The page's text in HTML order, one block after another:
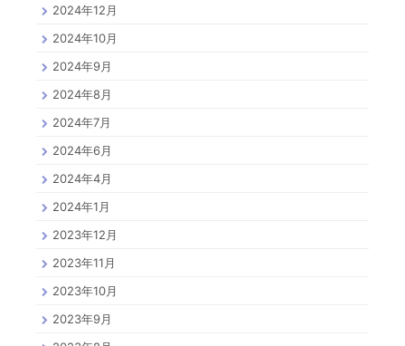
2024年12月
2024年10月
2024年9月
2024年8月
2024年7月
2024年6月
2024年4月
2024年1月
2023年12月
2023年11月
2023年10月
2023年9月